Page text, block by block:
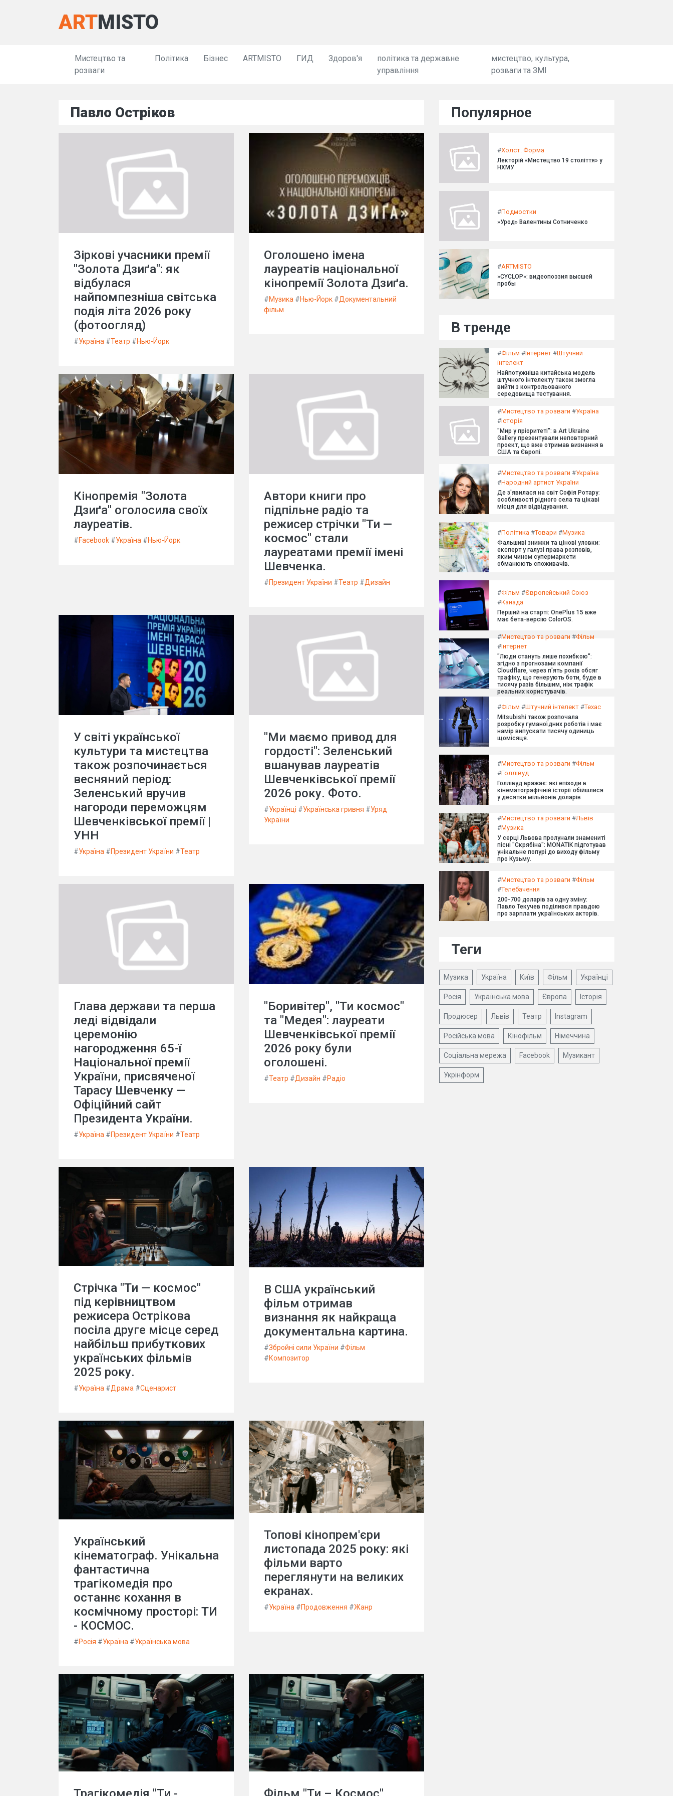
ARTMISTO
Мистецтво та
розваги
Політика Бізнес ARTMISTO ГИД Здоров'я
політика та державне
управління
мистецтво, культура,
розваги та ЗМІ
Павло Остріков
Зіркові учасники премії
"Золота Дзиґа": як
відбулася
найпомпезніша світська
подія літа 2026 року
(фотоогляд)
#Україна #Театр #Нью-Йорк
Оголошено імена
лауреатів національної
кінопремії Золота Дзиґа.
#Музика #Нью-Йорк #Документальний
фільм
Кінопремія "Золота
Дзиґа" оголосила своїх
лауреатів.
#Facebook #Україна #Нью-Йорк
Автори книги про
підпільне радіо та
режисер стрічки "Ти —
космос" стали
лауреатами премії імені
Шевченка.
#Президент України #Театр #Дизайн
У світі української
культури та мистецтва
також розпочинається
весняний період:
Зеленський вручив
нагороди переможцям
Шевченківської премії |
УНН
#Україна #Президент України #Театр
"Ми маємо привод для
гордості": Зеленський
вшанував лауреатів
Шевченківської премії
2026 року. Фото.
#Українці #Українська гривня #Уряд
України
Глава держави та перша
леді відвідали
церемонію
нагородження 65-ї
Національної премії
України, присвяченої
Тарасу Шевченку —
Офіційний сайт
Президента України.
#Україна #Президент України #Театр
"Боривітер", "Ти космос"
та "Медея": лауреати
Шевченківської премії
2026 року були
оголошені.
#Театр #Дизайн #Радіо
Стрічка "Ти — космос"
під керівництвом
режисера Острікова
посіла друге місце серед
найбільш прибуткових
українських фільмів
2025 року.
#Україна #Драма #Сценарист
В США український
фільм отримав
визнання як найкраща
документальна картина.
#Збройні сили України #Фільм
#Композитор
Український
кінематограф. Унікальна
фантастична
трагікомедія про
останнє кохання в
космічному просторі: ТИ
- КОСМОС.
#Росія #Україна #Українська мова
Топові кінопрем'єри
листопада 2025 року: які
фільми варто
переглянути на великих
екранах.
#Україна #Продовження #Жанр
Популярное
#Холст. Форма
Лекторій «Мистецтво 19 століття» у
НХМУ
#Подмостки
»Урод» Валентины Сотниченко
#ARTMISTO
»CYCLOP»: видеопоэзия высшей
пробы
В тренде
#Фільм #Інтернет #Штучний
інтелект
Найпотужніша китайська модель
штучного інтелекту також змогла
вийти з контрольованого
середовища тестування.
#Мистецтво та розваги #Україна
#Історія
"Мир у пріоритеті": в Art Ukraine
Gallery презентували неповторний
проєкт, що вже отримав визнання в
США та Європі.
#Мистецтво та розваги #Україна
#Народний артист України
Де з'явилася на світ Софія Ротару:
особливості рідного села та цікаві
місця для відвідування.
#Політика #Товари #Музика
Фальшиві знижки та цінові уловки:
експерт у галузі права розповів,
яким чином супермаркети
обманюють споживачів.
#Фільм #Європейський Союз
#Канада
Перший на старті: OnePlus 15 вже
має бета-версію ColorOS.
#Мистецтво та розваги #Фільм
#Інтернет
"Люди стануть лише похибкою":
згідно з прогнозами компанії
Cloudflare, через п'ять років обсяг
трафіку, що генерують боти, буде в
тисячу разів більшим, ніж трафік
реальних користувачів.
#Фільм #Штучний інтелект #Техас
Mitsubishi також розпочала
розробку гуманоїдних роботів і має
намір випускати тисячу одиниць
щомісяця.
#Мистецтво та розваги #Фільм
#Голлівуд
Голлівуд вражає: які епізоди в
кінематографічній історії обійшлися
у десятки мільйонів доларів
#Мистецтво та розваги #Львів
#Музика
У серці Львова пролунали знамениті
пісні "Скрябіна": MONATIK підготував
унікальне попурі до виходу фільму
про Кузьму.
#Мистецтво та розваги #Фільм
#Телебачення
200-700 доларів за одну зміну:
Павло Текучев поділився правдою
про зарплати українських акторів.
Теги
Музика Україна Київ Фільм Українці
Росія Українська мова Європа Історія
Продюсер Львів Театр Instagram
Російська мова Кінофільм Німеччина
Соціальна мережа Facebook Музикант
Укрінформ